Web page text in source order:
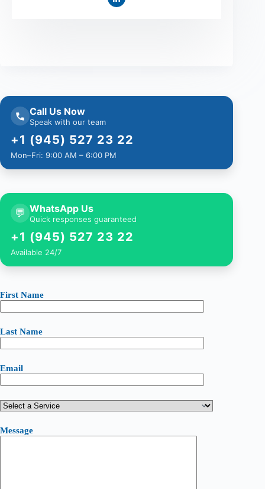
Call Us Now
Speak with our team
+1 (945) 527 23 22
Mon–Fri: 9:00 AM – 6:00 PM
💬 WhatsApp Us
Quick responses guaranteed
+1 (945) 527 23 22
Available 24/7
First Name
Last Name
Email
Message